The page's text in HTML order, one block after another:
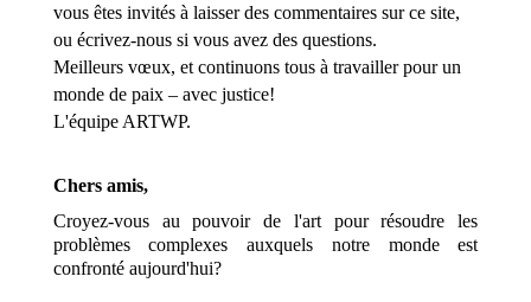
vous êtes invités à laisser des commentaires sur ce site,
ou écrivez-nous si vous avez des questions.
Meilleurs vœux, et continuons tous à travailler pour un
monde de paix – avec justice!
L'équipe ARTWP.
Chers amis,
Croyez-vous au pouvoir de l'art pour résoudre les
problèmes complexes auxquels notre monde est
confronté aujourd'hui?